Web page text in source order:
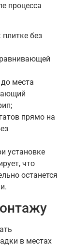
процесса
без
места
прямо на
установке
что
останется
в местах